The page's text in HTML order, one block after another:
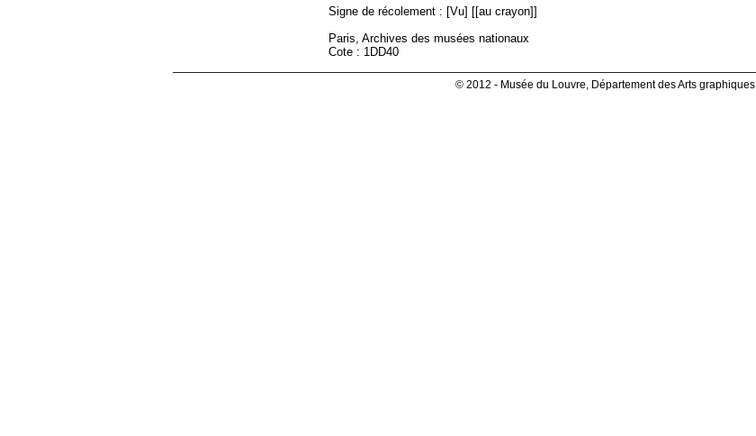
Signe de récolement : [Vu] [[au crayon]]
Paris, Archives des musées nationaux
Cote : 1DD40
© 2012 - Musée du Louvre, Département des Arts graphiques